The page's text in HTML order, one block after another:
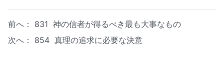
前へ： 831 神の信者が得るべき最も大事なもの
次へ： 854 真理の追求に必要な決意